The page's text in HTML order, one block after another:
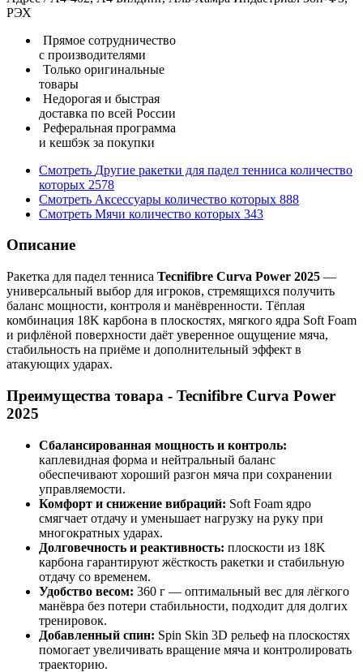
РЭХ
Прямое сотрудничество
с производителями
Только оригинальные
товары
Недорогая и быстрая
доставка по всей России
Реферальная программа
и кешбэк за покупки
Смотреть Другие ракетки для падел тенниса количество
которых 2578
Смотреть Аксессуары количество которых 888
Смотреть Мячи количество которых 343
Описание
Ракетка для падел тенниса Tecnifibre Curva Power 2025 —
универсальный выбор для игроков, стремящихся получить
баланс мощности, контроля и манёвренности. Тёплая
комбинация 18K карбона в плоскостях, мягкого ядра Soft Foam
и рифлёной поверхности даёт уверенное ощущение мяча,
стабильность на приёме и дополнительный эффект в
атакующих ударах.
Преимущества товара - Tecnifibre Curva Power
2025
Сбалансированная мощность и контроль:
каплевидная форма и нейтральный баланс
обеспечивают хороший разгон мяча при сохранении
управляемости.
Комфорт и снижение вибраций: Soft Foam ядро
смягчает отдачу и уменьшает нагрузку на руку при
многократных ударах.
Долговечность и реактивность: плоскости из 18K
карбона гарантируют жёсткость ракетки и стабильную
отдачу со временем.
Удобство весом: 360 г — оптимальный вес для лёгкого
манёвра без потери стабильности, подходит для долгих
тренировок.
Добавленный спин: Spin Skin 3D рельеф на плоскостях
помогает увеличивать вращение мяча и контролировать
траекторию.